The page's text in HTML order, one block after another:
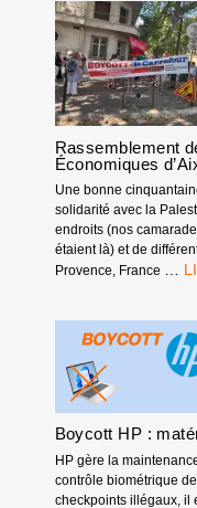
!
Rassemblement
Économiques
Une bonne
solidarité avec la
endroits (nos
étaient là) et de
Provence, France …
Boycott HP :
HP gère la
contrôle biométrique
checkpoints illégaux, il